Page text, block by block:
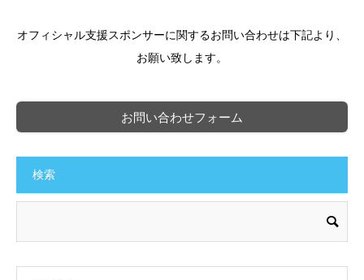
オフィシャル支援スポンサーに関するお問い合わせは下記より、
お願い致します。
お問い合わせフォーム
検索